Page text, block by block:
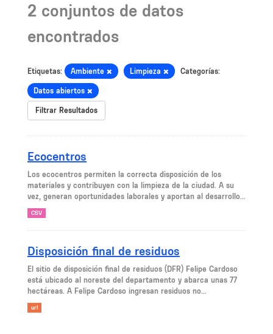
2 conjuntos de datos
encontrados
Etiquetas: Ambiente Limpieza Categorías:
Datos abiertos
Filtrar Resultados
Ecocentros
Los ecocentros permiten la correcta disposición de los
materiales y contribuyen con la limpieza de la ciudad. A su
vez, generan oportunidades laborales y aportan al desarrollo...
CSV
Disposición final de residuos
El sitio de disposición final de residuos (DFR) Felipe Cardoso
está ubicado al noreste del departamento y abarca unas 77
hectáreas. A Felipe Cardoso ingresan residuos no...
url